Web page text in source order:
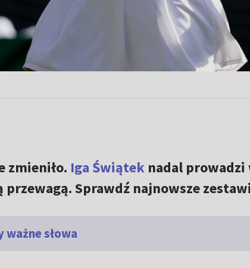
zmieniło. Iga Świąteknadal prowadzi
przewagą. Sprawdź najnowsze
ważne słowa